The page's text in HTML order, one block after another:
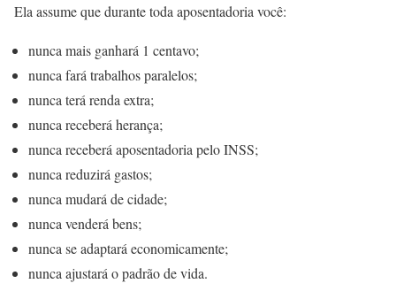
Ela assume que durante toda aposentadoria você:
nunca mais ganhará 1 centavo;
nunca fará trabalhos paralelos;
nunca terá renda extra;
nunca receberá herança;
nunca receberá aposentadoria pelo INSS;
nunca reduzirá gastos;
nunca mudará de cidade;
nunca venderá bens;
nunca se adaptará economicamente;
nunca ajustará o padrão de vida.